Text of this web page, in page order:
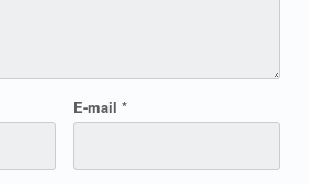
E-mail *